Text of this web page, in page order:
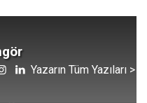
Yazarın Tüm Yazıları >